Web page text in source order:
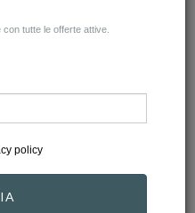
HAMILTON
Orologio Hamilton
Ventura S Quarzo
tutte le offerte attive.
policy